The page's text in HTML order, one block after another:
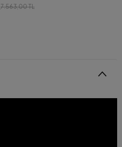
7.563,00 TL